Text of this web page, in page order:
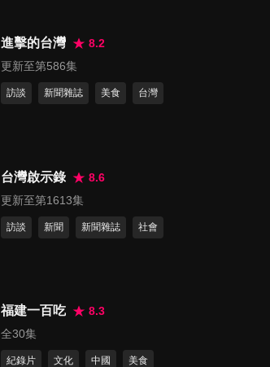
第107集 歌手們的機智對決
49
第109集 職業挑戰賽-聲優對決
廣播DJ vs. 配音員
北科大
進擊的台灣
8.2
更新至第586集
訪談 新聞雜誌 美食 台灣
台灣啟示錄
8.6
更新至第1613集
訪談 新聞 新聞雜誌 社會
福建一百吃
8.3
全30集
紀錄片 文化 中國 美食